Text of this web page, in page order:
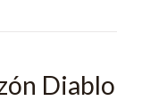
Diablo